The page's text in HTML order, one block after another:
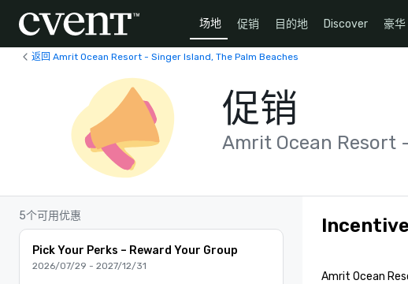
场地 促销 目的地 Discover 豪华
返回 Amrit Ocean Resort - Singer Island, The Palm Beaches
促销
Amrit Ocean Resort
5个可用优惠
Pick Your Perks – Reward Your Group
2026/07/29 - 2027/12/31
Amrit Ocean